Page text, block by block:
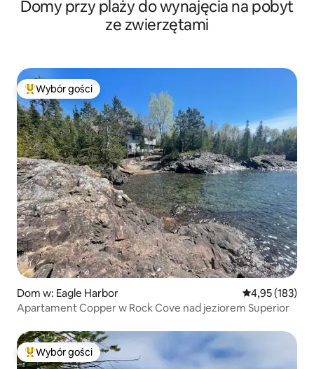
Domy przy plaży do wynajęcia na pobyt
ze zwierzętami
Najpopularniejsze z kategorii Wybór gości
Wybór gości
Dom w: Eagle Harbor Średnia
4,95 (183)
Apartament Copper w Rock Cove nad jeziorem Superior
Najpopularniejsze z kategorii Wybór gości
Wybór gości